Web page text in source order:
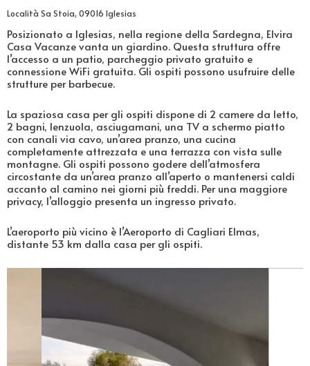
Località Sa Stoia, 09016 Iglesias
Posizionato a Iglesias, nella regione della Sardegna, Elvira
Casa Vacanze vanta un giardino. Questa struttura offre
l’accesso a un patio, parcheggio privato gratuito e
connessione WiFi gratuita. Gli ospiti possono usufruire delle
strutture per barbecue.
La spaziosa casa per gli ospiti dispone di 2 camere da letto,
2 bagni, lenzuola, asciugamani, una TV a schermo piatto
con canali via cavo, un’area pranzo, una cucina
completamente attrezzata e una terrazza con vista sulle
montagne. Gli ospiti possono godere dell’atmosfera
circostante da un’area pranzo all’aperto o mantenersi caldi
accanto al camino nei giorni più freddi. Per una maggiore
privacy, l’alloggio presenta un ingresso privato.
L’aeroporto più vicino è l’Aeroporto di Cagliari Elmas,
distante 53 km dalla casa per gli ospiti.